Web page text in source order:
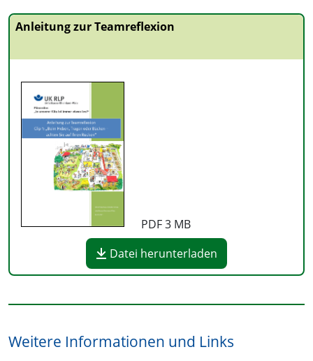
Anleitung zur Teamreflexion
PDF3 MB
Datei herunterladen
Weitere Informationen und Links